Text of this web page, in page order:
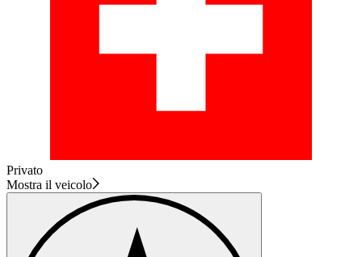
Privato
Mostra il veicolo